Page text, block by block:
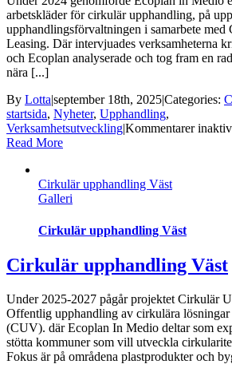
arbetskläder för cirkulär upphandling, på
upphandlingsförvaltningen i samarbete med
Leasing. Där intervjuades verksamheterna
och Ecoplan analyserade och tog fram en
nära [...]
By Lotta|september 18th, 2025|Categories:
startsida, Nyheter, Upphandling,
Verksamhetsutveckling|Kommentarer
Read More
Cirkulär upphandling Väst
Galleri
Cirkulär upphandling Väst
Cirkulär upphandling Väst
Under 2025-2027 pågår projektet Cirkulär
Offentlig upphandling av cirkulära
(CUV). där Ecoplan In Medio deltar som
stötta kommuner som vill utveckla
Fokus är på områdena plastprodukter och